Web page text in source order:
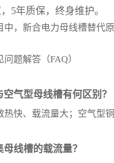
5年质保，终身维护。
，新合电力母线槽替代
题解答（FAQ）
气型母线槽有何区别？
快、载流量大；空气型
线槽的载流量？